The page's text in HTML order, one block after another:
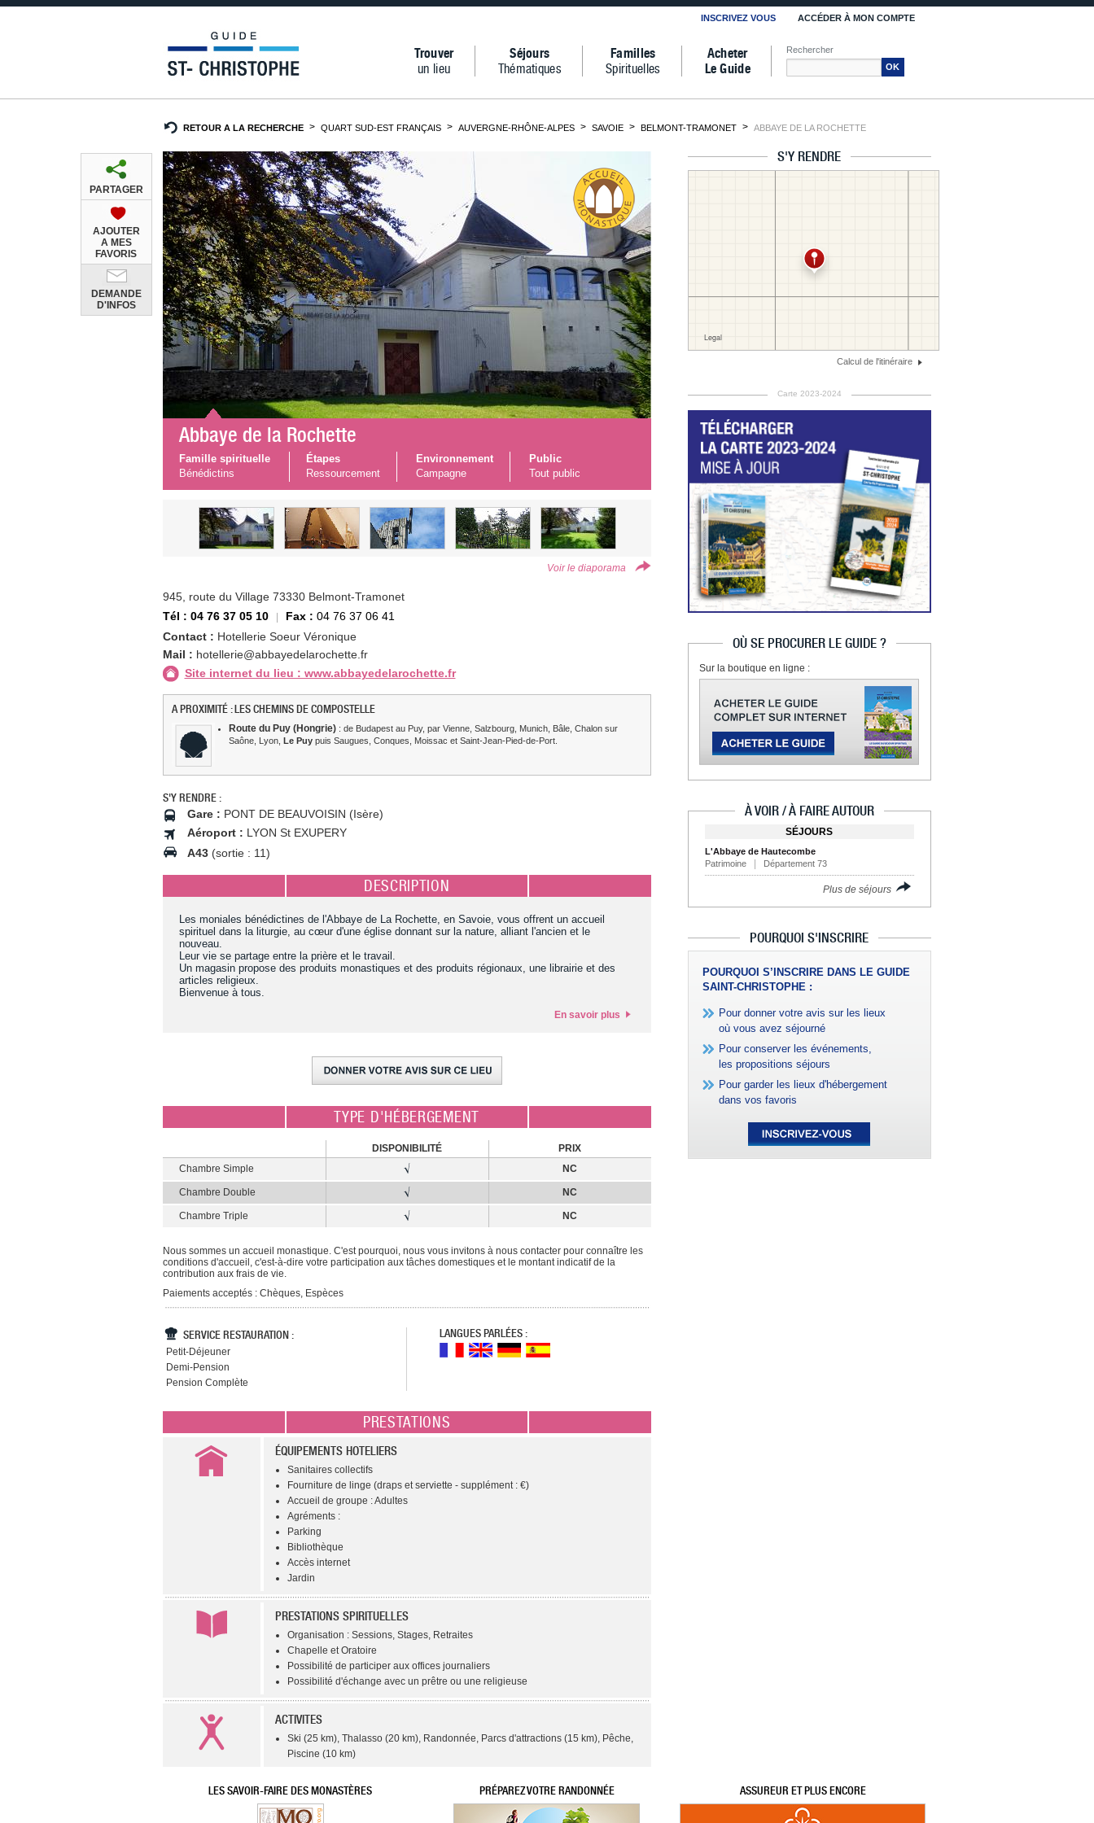
INSCRIVEZ VOUS ACCÉDER À MON COMPTE
Trouver
un lieu
Séjours
Thématiques
Familles
Spirituelles
Acheter
Le Guide
Rechercher
OK
RETOUR A LA RECHERCHE QUART SUD-EST FRANÇAIS AUVERGNE-RHÔNE-ALPES SAVOIE BELMONT-TRAMONET ABBAYE DE LA ROCHETTE
Abbaye de la Rochette
Famille spirituelle
Bénédictins
Étapes
Ressourcement
Environnement
Campagne
Public
Tout public
Voir le diaporama
945, route du Village 73330 Belmont-Tramonet
Tél : 04 76 37 05 10
Fax : 04 76 37 06 41
Contact : Hotellerie Soeur Véronique
Mail : hotellerie@abbayedelarochette.fr
Site internet du lieu : www.abbayedelarochette.fr
A PROXIMITÉ : LES CHEMINS DE COMPOSTELLE
Route du Puy (Hongrie): de Budapest au Puy, par Vienne, Salzbourg, Munich, Bâle, Chalon sur
Saône, Lyon,
Le Puypuis Saugues, Conques, Moissac et Saint-Jean-Pied-de-Port.
S'Y RENDRE :
Gare : PONT DE BEAUVOISIN (Isère)
Aéroport : LYON St EXUPERY
A43 (sortie : 11)
DESCRIPTION
Les moniales bénédictines de l'Abbaye de La Rochette, en Savoie, vous offrent un accueil
spirituel dans la liturgie, au cœur d'une église donnant sur la nature, alliant l'ancien et le
nouveau.
Leur vie se partage entre la prière et le travail.
Un magasin propose des produits monastiques et des produits régionaux, une librairie et des
articles religieux.
Bienvenue à tous.
En savoir plus
TYPE D'HÉBERGEMENT
DISPONIBILITÉ
PRIX
Chambre Simple
NC
Chambre Double NC
Chambre Triple NC
Nous sommes un accueil monastique. C'est pourquoi, nous vous invitons à nous contacter pour connaître les
conditions d'accueil, c'est-à-dire votre participation aux tâches domestiques et le montant indicatif de la
contribution aux frais de vie.
Paiements acceptés : Chèques, Espèces
SERVICE RESTAURATION :
Petit-Déjeuner
Demi-Pension
Pension Complète
LANGUES PARLÉES :
PRESTATIONS
ÉQUIPEMENTS HOTELIERS
Sanitaires collectifs
Fourniture de linge (draps et serviette - supplément : €)
Accueil de groupe : Adultes
Agréments :
Parking
Bibliothèque
Accès internet
Jardin
PRESTATIONS SPIRITUELLES
Organisation : Sessions, Stages, Retraites
Chapelle et Oratoire
Possibilité de participer aux offices journaliers
Possibilité d'échange avec un prêtre ou une religieuse
ACTIVITES
Ski (25 km), Thalasso (20 km), Randonnée, Parcs d'attractions (15 km), Pêche,
Piscine (10 km)
PARTAGER
AJOUTER
A MES
FAVORIS
DEMANDE
D'INFOS
S'Y RENDRE
Calcul de l'itinéraire
Carte 2023-2024
OÙ SE PROCURER LE GUIDE ?
Sur la boutique en ligne :
À VOIR / À FAIRE AUTOUR
SÉJOURS
L'Abbaye de Hautecombe
Patrimoine
Département 73
Plus de séjours
POURQUOI S'INSCRIRE
POURQUOI S’INSCRIRE DANS LE GUIDE
SAINT-CHRISTOPHE :
Pour donner votre avis sur les lieux
où vous avez séjourné
Pour conserver les événements,
les propositions séjours
Pour garder les lieux d'hébergement
dans vos favoris
LES SAVOIR-FAIRE DES MONASTÈRES PRÉPAREZ VOTRE RANDONNÉE ASSUREUR ET PLUS ENCORE